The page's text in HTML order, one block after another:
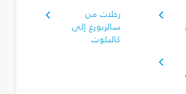
رحلات من
سالزبورغ إلى
كاليكوت